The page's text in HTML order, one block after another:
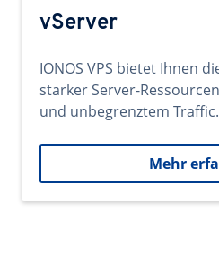
vServer
IONOS VPS bietet Ihnen
starker Server-
und unbegrenztem Traffic.
Mehr